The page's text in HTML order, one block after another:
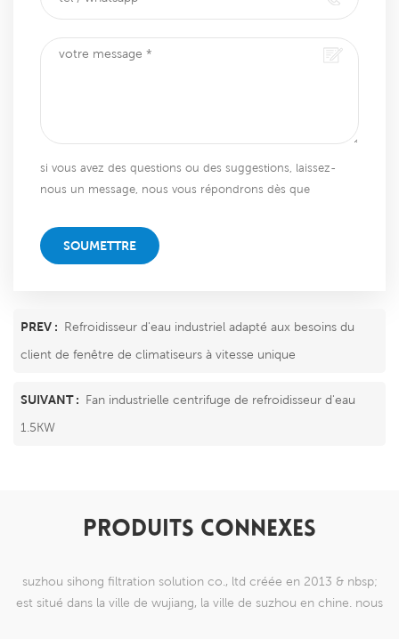
si vous avez des questions ou des suggestions, laissez-
nous un message, nous vous répondrons dès que
SOUMETTRE
PREV : Refroidisseur d'eau industriel adapté aux besoins du
client de fenêtre de climatiseurs à vitesse unique
SUIVANT : Fan industrielle centrifuge de refroidisseur d'eau
1.5KW
PRODUITS CONNEXES
suzhou sihong filtration solution co., ltd créée en 2013 & nbsp;
est situé dans la ville de wujiang, la ville de suzhou en chine. nous